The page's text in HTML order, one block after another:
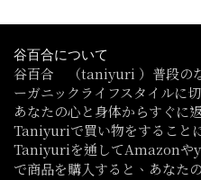
谷百合について
谷百合 （taniyuri ）普段の
ーガニックライフスタイルに
あなたの心と身体からすぐに
Taniyuriで買い物をすること
Taniyuriを通してAmazonや
で商品を購入すると、あなた